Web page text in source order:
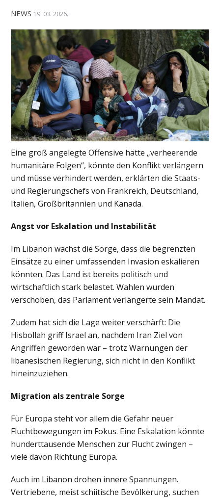
NEWS 19. 03. 2026.
Eine groß angelegte Offensive hätte „verheerende
humanitäre Folgen“, könnte den Konflikt verlängern
und müsse verhindert werden, erklärten die Staats-
und Regierungschefs von Frankreich, Deutschland,
Italien, Großbritannien und Kanada.
Angst vor Eskalation und Instabilität
Im Libanon wächst die Sorge, dass die begrenzten
Einsätze zu einer umfassenden Invasion eskalieren
könnten. Das Land ist bereits politisch und
wirtschaftlich stark belastet. Wahlen wurden
verschoben, das Parlament verlängerte sein Mandat.
Zudem hat sich die Lage weiter verschärft: Die
Hisbollah griff Israel an, nachdem Iran Ziel von
Angriffen geworden war – trotz Warnungen der
libanesischen Regierung, sich nicht in den Konflikt
hineinzuziehen.
Migration als zentrale Sorge
Für Europa steht vor allem die Gefahr neuer
Fluchtbewegungen im Fokus. Eine Eskalation könnte
hunderttausende Menschen zur Flucht zwingen –
viele davon Richtung Europa.
Auch im Libanon drohen innere Spannungen.
Vertriebene, meist schiitische Bevölkerung, suchen